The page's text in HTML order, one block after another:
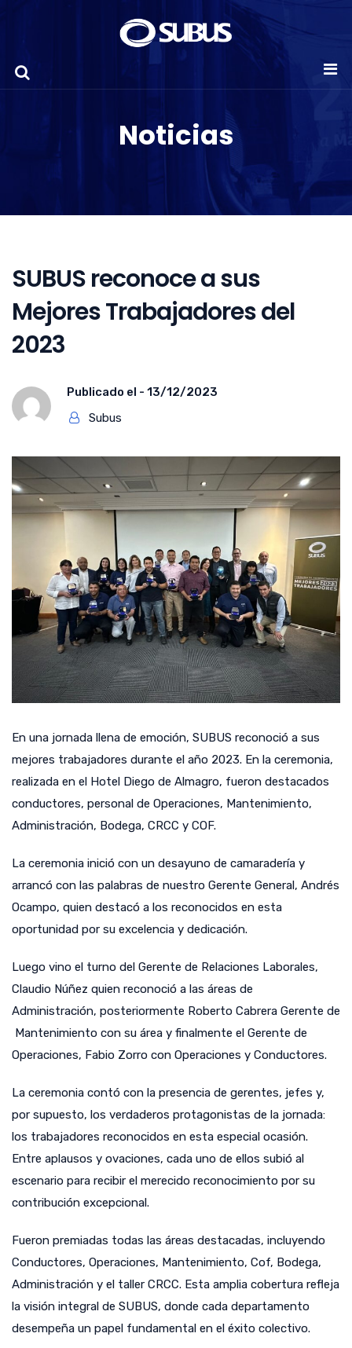
Noticias
SUBUS reconoce a sus
Mejores Trabajadores del
2023
Publicado el - 13/12/2023
Subus
En una jornada llena de emoción, SUBUS reconoció a sus
mejores trabajadores durante el año 2023. En la ceremonia,
realizada en el Hotel Diego de Almagro, fueron destacados
conductores, personal de Operaciones, Mantenimiento,
Administración, Bodega, CRCC y COF.
La ceremonia inició con un desayuno de camaradería y
arrancó con las palabras de nuestro Gerente General, Andrés
Ocampo, quien destacó a los reconocidos en esta
oportunidad por su excelencia y dedicación.
Luego vino el turno del Gerente de Relaciones Laborales,
Claudio Núñez quien reconoció a las áreas de
Administración, posteriormente Roberto Cabrera Gerente de
Mantenimiento con su área y finalmente el Gerente de
Operaciones, Fabio Zorro con Operaciones y Conductores.
La ceremonia contó con la presencia de gerentes, jefes y,
por supuesto, los verdaderos protagonistas de la jornada:
los trabajadores reconocidos en esta especial ocasión.
Entre aplausos y ovaciones, cada uno de ellos subió al
escenario para recibir el merecido reconocimiento por su
contribución excepcional.
Fueron premiadas todas las áreas destacadas, incluyendo
Conductores, Operaciones, Mantenimiento, Cof, Bodega,
Administración y el taller CRCC. Esta amplia cobertura refleja
la visión integral de SUBUS, donde cada departamento
desempeña un papel fundamental en el éxito colectivo.